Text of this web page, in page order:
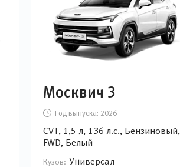
Москвич 3
Год выпуска: 2026
CVT, 1,5 л, 136 л.с., Бензиновый,
FWD, Белый
Кузов: Универсал